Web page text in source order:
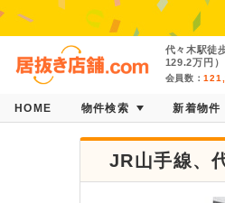
代々木駅徒
129.2万円
会員数：
HOME 物件検索 新着物件
JR山手線、